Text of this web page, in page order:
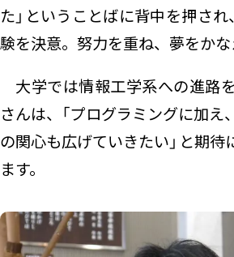
た」ということばに背中を押さ
験を決意。努力を重ね、夢をかな
大学では情報工学系への進路
さんは、「プログラミングに加
の関心も広げていきたい」と期待
ます。